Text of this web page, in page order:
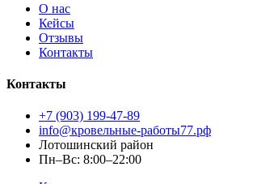
О нас
Кейсы
Отзывы
Контакты
Контакты
+7 (903) 199-47-89
info@кровельные-работы77.рф
Лотошинский район
Пн–Вс: 8:00–22:00